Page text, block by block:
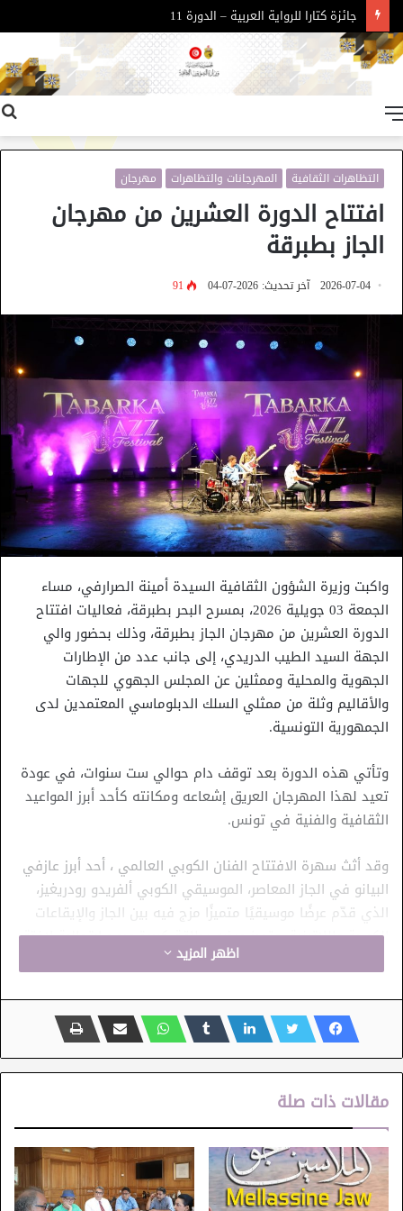
جائزة كتارا للرواية العربية – الدورة 11
التظاهرات الثقافية المهرجانات والتظاهرات مهرجان
افتتاح الدورة العشرين من مهرجان
الجاز بطبرقة
2026-07-04 آخر تحديث: 2026-07-04 91
واكبت وزيرة الشؤون الثقافية السيدة أمينة الصرارفي، مساء
الجمعة 03 جويلية 2026، بمسرح البحر بطبرقة، فعاليات افتتاح
الدورة العشرين من مهرجان الجاز بطبرقة، وذلك بحضور والي
الجهة السيد الطيب الدريدي، إلى جانب عدد من الإطارات
الجهوية والمحلية وممثلين عن المجلس الجهوي للجهات
والأقاليم وثلة من ممثلي السلك الدبلوماسي المعتمدين لدى
الجمهورية التونسية.
وتأتي هذه الدورة بعد توقف دام حوالي ست سنوات، في عودة
تعيد لهذا المهرجان العريق إشعاعه ومكانته كأحد أبرز المواعيد
الثقافية والفنية في تونس.
وقد أثث سهرة الافتتاح الفنان الكوبي العالمي ، أحد أبرز عازفي
البيانو في الجاز المعاصر، الموسيقي الكوبي ألفريدو رودريغيز،
الذي قدّم عرضًا موسيقيًا متميزًا مزج فيه بين الجاز والإيقاعات
الكوبية واللاتينية. وتميز عرضه بطاقة كبيرة وروح ارتجالية لافتة،
مع تفاعل مباشر مع الجمهور الذي واكب الإيقاعات بالتصفيق
كما انطلقت ضمن هذه الدورة فعاليات برنامج Street Jazz الذي
يقدّم لجمهور طبرقة ثمانية عروض موسيقية من تونس ومن عدد
من الدول العربية والغربية، في إطار عروض الشارع المبرمجة من 2
إلى 9 جويلية 2026. وقد احتضنت شوارع المدينة عرضًا للفرقة
البرتغالية Mão Cabeça التي قدمت عرضًا تفاعليًا حوّل الفضاء
المفتوح إلى منصة نابضة بالموسيقى والتفاعل مع الجمهور.
ويُعد مهرجان الجاز بطبرقة، الذي تأسس سنة 1973، أحد أعرق
اظهر المزيد
مقالات ذات صلة